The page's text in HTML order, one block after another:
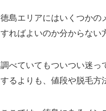
徳島エリアにはいくつかの
すればよいのか分からない
調べていてもついつい迷っ
するよりも、値段や脱毛方